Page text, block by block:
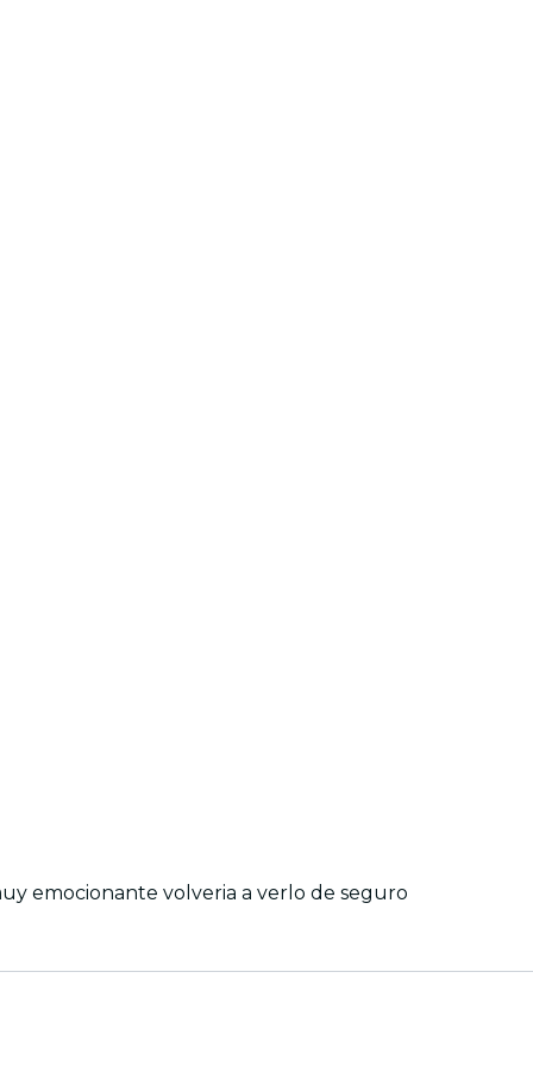
era muy emocionante volveria a verlo de seguro